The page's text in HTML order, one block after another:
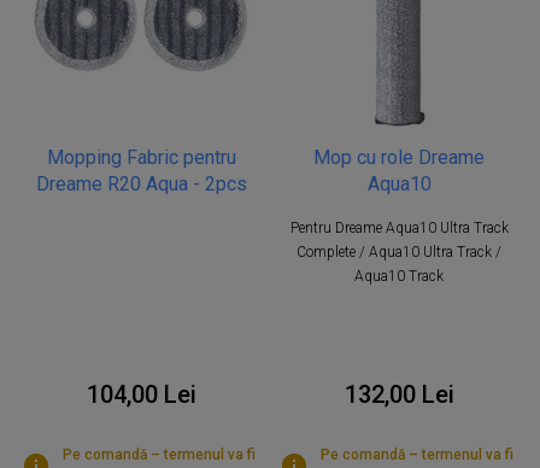
Mopping Fabric pentru
Dreame R20 Aqua - 2pcs
104,00 Lei
Pe comandă – termenul va fi
Mop cu role Dreame
Aqua10
Pentru Dreame Aqua10 Ultra Track
Complete / Aqua10 Ultra Track /
Aqua10 Track
132,00 Lei
Pe comandă – termenul va fi